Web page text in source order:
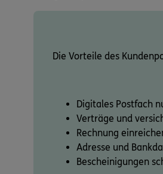
Die Vorteile des
Digitales Postfach
Verträge und
Rechnung
Adresse und
Bescheinigungen